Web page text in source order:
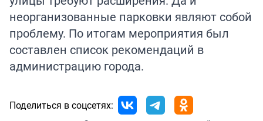
неорганизованные парковки являют собой
проблему. По итогам мероприятия был
составлен список рекомендаций в
администрацию города.
Поделиться в соцсетях: